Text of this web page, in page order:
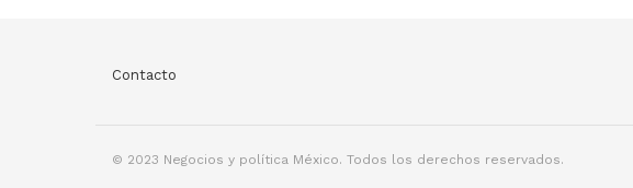
Contacto
© 2023 Negocios y política México. Todos los derechos reservados.